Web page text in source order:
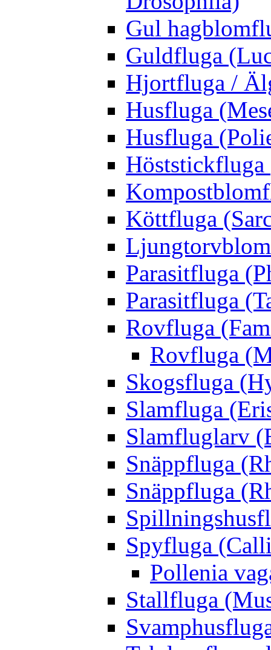
Gul
Guldfluga
Hjortfluga /
Husfluga
Husfluga
Höststickfluga
Köttfluga
Parasitfluga
Parasitfluga
Rovfluga
Rovfluga
Skogsfluga
Slamfluga
Slamfluglarv
Snäppfluga
Snäppfluga
Spyfluga
Pollenia
Stallfluga